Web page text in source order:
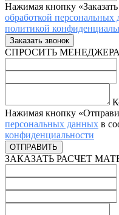
Нажимая кнопку
обработкой персональных
политикой
СПРОСИТЬ МЕНЕДЖЕРА
Нажимая кнопку
персональных данных в
конфиденциальности
ЗАКАЗАТЬ РАСЧЕТ